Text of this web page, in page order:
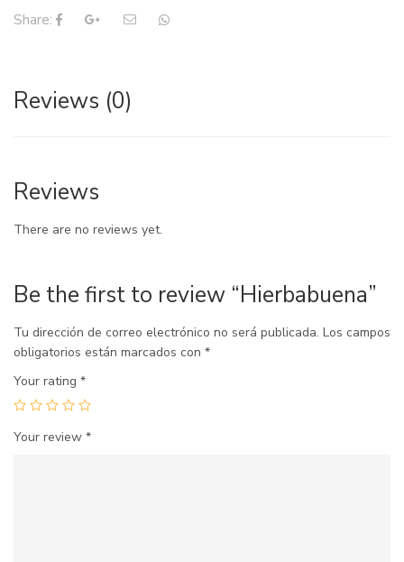
Share:
Reviews (0)
Reviews
There are no reviews yet.
Be the first to review “Hierbabuena”
Tu dirección de correo electrónico no será publicada. Los campos
obligatorios están marcados con *
Your rating *
Your review *